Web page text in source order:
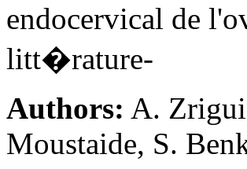
endocervical de
litt�rature-
Authors: A.
Moustaide, S.